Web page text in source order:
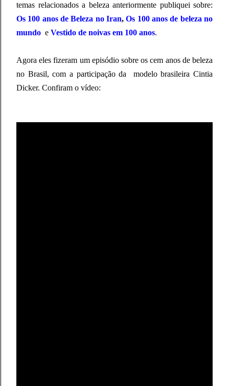
temas relacionados a beleza anteriormente publiquei sobre:
Os 100 anos de Beleza no Iran,Os 100 anos de beleza no
mundo e Vestido de noivas em 100 anos.
Agora eles fizeram um episódio sobre os cem anos de beleza
no Brasil, com a participação da modelo brasileira Cintia
Dicker. Confiram o vídeo: